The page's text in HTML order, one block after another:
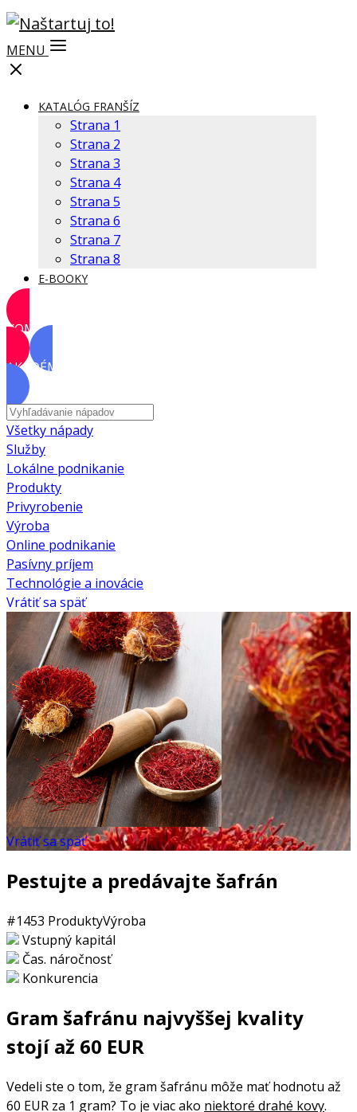
MENU
KATALÓG FRANŠÍZ
Strana 1
Strana 2
Strana 3
Strana 4
Strana 5
Strana 6
Strana 7
Strana 8
E-BOOKY
KOMUNITA
AKADÉMIA
Všetky nápady
Služby
Lokálne podnikanie
Produkty
Privyrobenie
Výroba
Online podnikanie
Pasívny príjem
Technológie a inovácie
Vrátiť sa späť
Vrátiť sa späť
Pestujte a predávajte šafrán
#1453 ProduktyVýroba
Vstupný kapitál
Čas. náročnosť
Konkurencia
Gram šafránu najvyššej kvality
stojí až 60 EUR
Vedeli ste o tom, že gram šafránu môže mať hodnotu až
60 EUR za 1 gram? To je viac ako niektoré drahé kovy.